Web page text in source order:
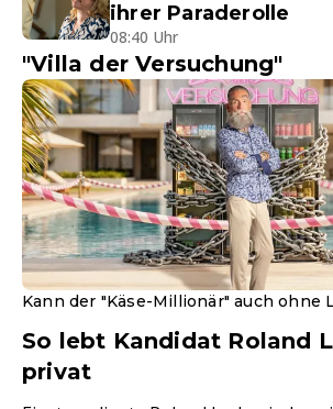
ihrer Paraderolle
08:40 Uhr
"Villa der Versuchung"
Kann der "Käse-Millionär" auch ohne
So lebt Kandidat Roland
privat